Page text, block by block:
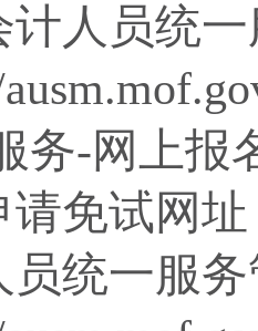
计人员统
务-网上报
请免试网址
员统一服